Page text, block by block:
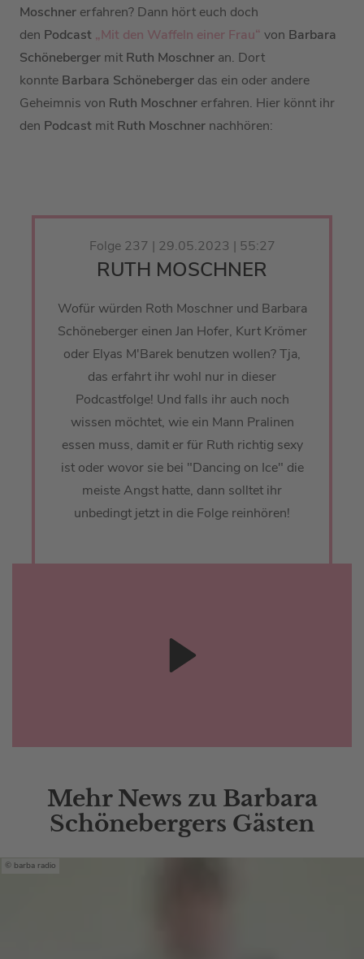
Moschner erfahren? Dann hört euch doch
den Podcast „Mit den Waffeln einer Frau“ von Barbara
Schöneberger mit Ruth Moschner an. Dort
konnte Barbara Schöneberger das ein oder andere
Geheimnis von Ruth Moschner erfahren. Hier könnt ihr
den Podcast mit Ruth Moschner nachhören:
Folge 237 | 29.05.2023 | 55:27
RUTH MOSCHNER
Wofür würden Roth Moschner und Barbara
Schöneberger einen Jan Hofer, Kurt Krömer
oder Elyas M'Barek benutzen wollen? Tja,
das erfahrt ihr wohl nur in dieser
Podcastfolge! Und falls ihr auch noch
wissen möchtet, wie ein Mann Pralinen
essen muss, damit er für Ruth richtig sexy
ist oder wovor sie bei "Dancing on Ice" die
meiste Angst hatte, dann solltet ihr
unbedingt jetzt in die Folge reinhören!
Mehr News zu Barbara
Schönebergers Gästen
barba radio